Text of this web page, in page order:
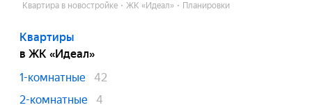
Квартира в новостройке
ЖК «Идеал» Планировки
Квартиры
в ЖК «Идеал»
1-комнатные
42
2-комнатные
4